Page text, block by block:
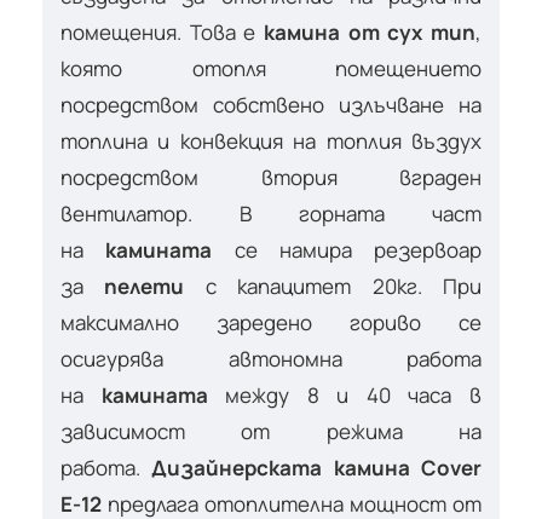
помещения. Това е камина от сух тип,
която отопля помещението
посредством собствено излъчване на
топлина и конвекция на топлия въздух
посредством втория вграден
вентилатор. В горната част
на камината се намира резервоар
за пелети с капацитет 20кг. При
максимално заредено гориво се
осигурява автономна работа
на камината между 8 и 40 часа в
зависимост от режима на
работа.Дизайнерската камина Cover
E-12 предлага отоплителна мощност от